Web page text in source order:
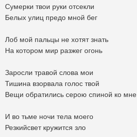
Сумерки твои руки отсекли
Белых улиц предо мной бег
Лоб мой пальцы не хотят знать
На котором мир разжег огонь
Заросли травой слова мои
Тишина взорвала голос твой
Вещи обратились серою спиной ко мне
И во тьме ночи тела моего
Резкийсвет кружится зло